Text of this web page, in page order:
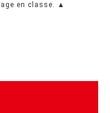
en classe. ▲